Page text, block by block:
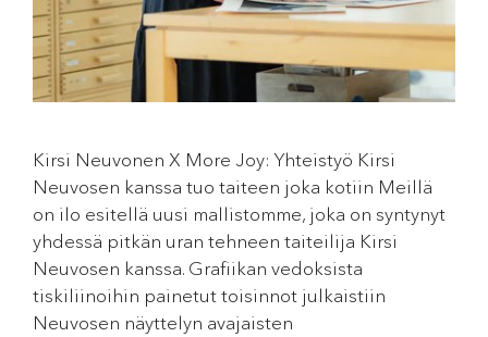
Kirsi Neuvonen X More Joy: Yhteistyö Kirsi
Neuvosen kanssa tuo taiteen joka kotiin Meillä
on ilo esitellä uusi mallistomme, joka on syntynyt
yhdessä pitkän uran tehneen taiteilija Kirsi
Neuvosen kanssa. Grafiikan vedoksista
tiskiliinoihin painetut toisinnot julkaistiin
Neuvosen näyttelyn avajaisten